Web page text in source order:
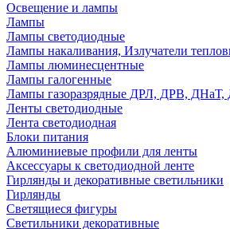
Освещение и лампы
Лампы
Лампы светодиодные
Лампы накаливания, Излучатели
Лампы люминесцентные
Лампы галогенные
Лампы газоразрядные ДРЛ, ДРВ,
Ленты светодиодные
Лента светодиодная
Блоки питания
Алюминиевые профили для ленты
Аксессуары к светодиодной ленте
Гирлянды и декоративные светильники
Гирлянды
Светящиеся фигуры
Светильники декоративные